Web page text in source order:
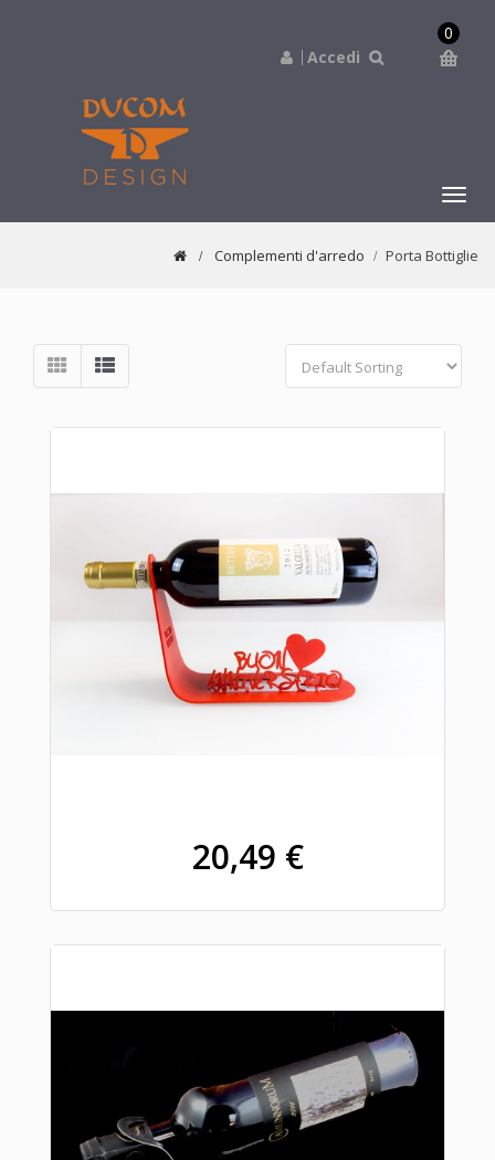
0
Accedi
Complementi d'arredo Porta Bottiglie
20,49 €